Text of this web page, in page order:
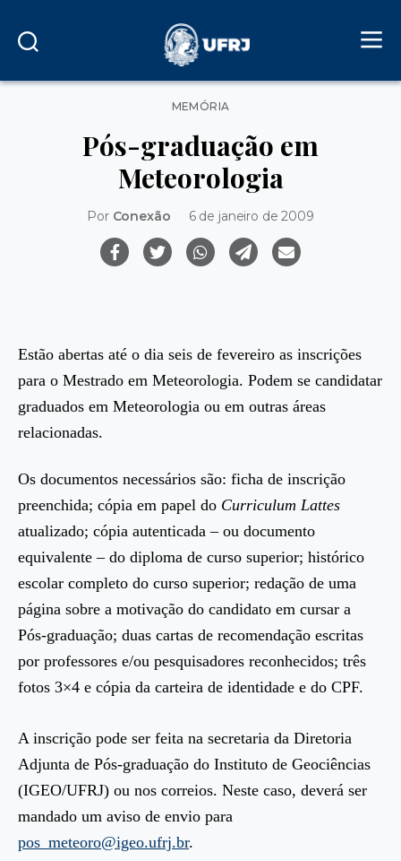
Categorias
MEMÓRIA
Pós-graduação em
Meteorologia
Por Conexão 6 de janeiro de 2009
Estão abertas até o dia seis de fevereiro as inscrições
para o Mestrado em Meteorologia. Podem se candidatar
graduados em Meteorologia ou em outras áreas
relacionadas.
Os documentos necessários são: ficha de inscrição
preenchida; cópia em papel do Curriculum Lattes
atualizado; cópia autenticada – ou documento
equivalente – do diploma de curso superior; histórico
escolar completo do curso superior; redação de uma
página sobre a motivação do candidato em cursar a
Pós-graduação; duas cartas de recomendação escritas
por professores e/ou pesquisadores reconhecidos; três
fotos 3×4 e cópia da carteira de identidade e do CPF.
A inscrição pode ser feita na secretaria da Diretoria
Adjunta de Pós-graduação do Instituto de Geociências
(IGEO/UFRJ) ou nos correios. Neste caso, deverá ser
mandado um aviso de envio para
pos_meteoro@igeo.ufrj.br.